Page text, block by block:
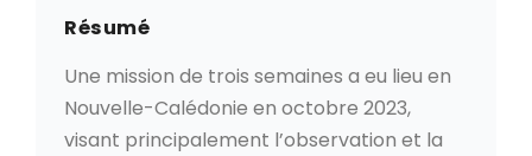
Résumé
Une mission de trois semaines a eu lieu en
Nouvelle-Calédonie en octobre 2023,
visant principalement l’observation et la